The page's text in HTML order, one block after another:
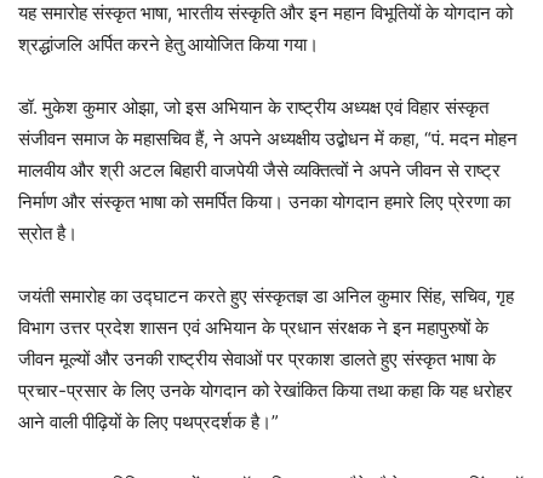
यह समारोह संस्कृत भाषा, भारतीय संस्कृति और इन महान विभूतियों के योगदान को
श्रद्धांजलि अर्पित करने हेतु आयोजित किया गया।
डॉ. मुकेश कुमार ओझा, जो इस अभियान के राष्ट्रीय अध्यक्ष एवं विहार संस्कृत
संजीवन समाज के महासचिव हैं, ने अपने अध्यक्षीय उद्बोधन में कहा, “पं. मदन मोहन
मालवीय और श्री अटल बिहारी वाजपेयी जैसे व्यक्तित्वों ने अपने जीवन से राष्ट्र
निर्माण और संस्कृत भाषा को समर्पित किया। उनका योगदान हमारे लिए प्रेरणा का
स्रोत है।
जयंती समारोह का उद्घाटन करते हुए संस्कृतज्ञ डा अनिल कुमार सिंह, सचिव, गृह
विभाग उत्तर प्रदेश शासन एवं अभियान के प्रधान संरक्षक ने इन महापुरुषों के
जीवन मूल्यों और उनकी राष्ट्रीय सेवाओं पर प्रकाश डालते हुए संस्कृत भाषा के
प्रचार-प्रसार के लिए उनके योगदान को रेखांकित किया तथा कहा कि यह धरोहर
आने वाली पीढ़ियों के लिए पथप्रदर्शक है।”